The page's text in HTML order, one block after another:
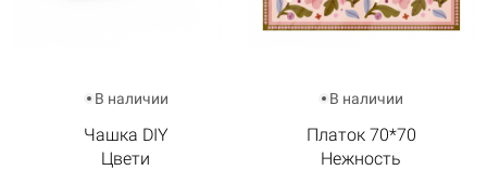
В наличии
Чашка DIY
Цвети
В наличии
Платок 70*70
Нежность